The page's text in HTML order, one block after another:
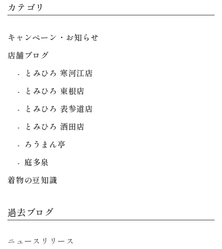
カテゴリ
キャンペーン・お知らせ
店舗ブログ
とみひろ 寒河江店
とみひろ 東根店
とみひろ 表参道店
とみひろ 酒田店
ろうまん亭
庭多泉
着物の豆知識
過去ブログ
ニュースリリース